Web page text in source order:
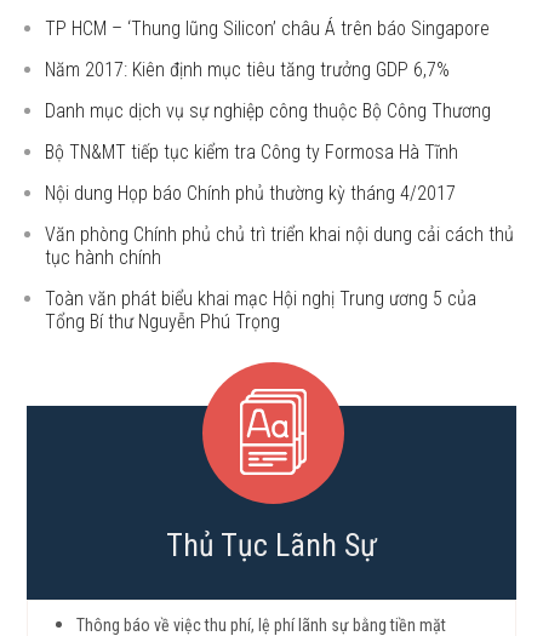
TP HCM – ‘Thung lũng Silicon’ châu Á trên báo Singapore
Năm 2017: Kiên định mục tiêu tăng trưởng GDP 6,7%
Danh mục dịch vụ sự nghiệp công thuộc Bộ Công Thương
Bộ TN&MT tiếp tục kiểm tra Công ty Formosa Hà Tĩnh
Nội dung Họp báo Chính phủ thường kỳ tháng 4/2017
Văn phòng Chính phủ chủ trì triển khai nội dung cải cách thủ
tục hành chính
Toàn văn phát biểu khai mạc Hội nghị Trung ương 5 của
Tổng Bí thư Nguyễn Phú Trọng
Thủ Tục Lãnh Sự
Thông báo về việc thu phí, lệ phí lãnh sự bằng tiền mặt